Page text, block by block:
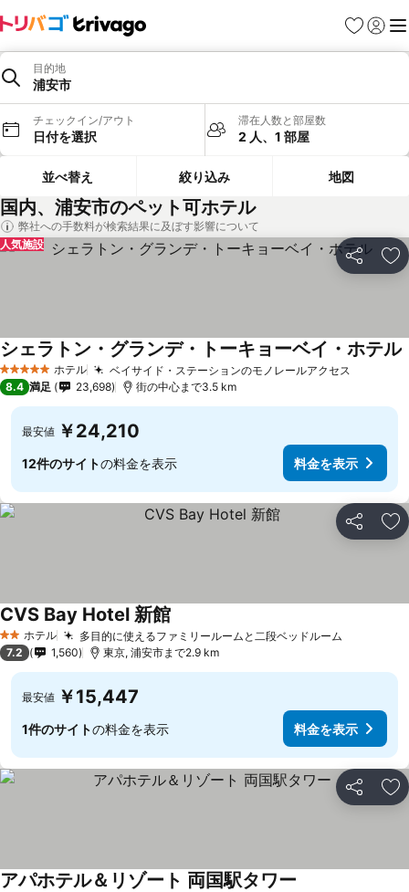
お気に入り
ログイ
メ
目的地
浦安市
チェックイン/アウト
日付を選択
滞在人数と部屋数
2 人、1 部屋
並べ替え 絞り込み 地図
国内、浦安市のペット可ホテル
弊社への手数料が検索結果に及ぼす影響について
シェア お
人気施設
5 ホテルのランク
ホテル ベイサイド・ステーションのモノレールアクセス
シェラトン・グランデ・トーキョーベイ・ホテル
8.4 満足 23,698 街の中心まで3.5 km
最安値 ￥24,210
12件のサイトの料金を表示 料金を表示
シェア お
2 ホテルのランク
ホテル 多目的に使えるファミリールームと二段ベッドルーム
CVS Bay Hotel 新館
7.2 1,560 東京, 浦安市まで2.9 km
最安値 ￥15,447
1件のサイトの料金を表示 料金を表示
シェア お
アパホテル＆リゾート 両国駅タワー